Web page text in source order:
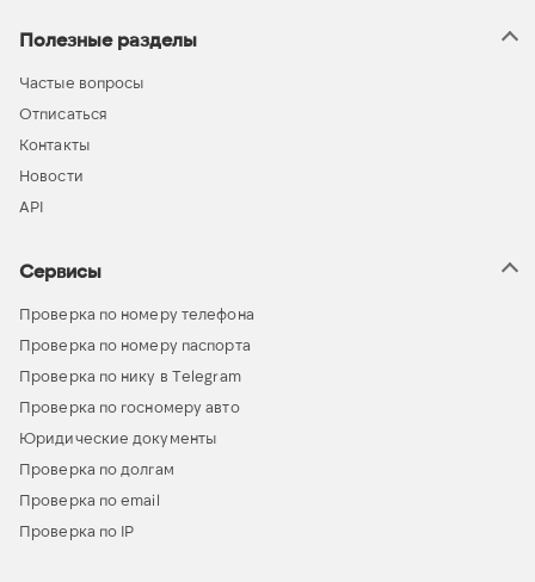
Полезные разделы
Частые вопросы
Отписаться
Контакты
Новости
API
Сервисы
Проверка по номеру телефона
Проверка по номеру паспорта
Проверка по нику в Telegram
Проверка по госномеру авто
Юридические документы
Проверка по долгам
Проверка по email
Проверка по IP